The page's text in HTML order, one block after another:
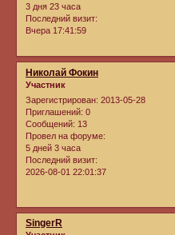
3 дня 23 часа
Последний визит:
Вчера 17:41:59
Николай Фокин
Участник
Зарегистрирован: 2013-05-28
Приглашений: 0
Сообщений: 13
Провел на форуме:
5 дней 3 часа
Последний визит:
2026-08-01 22:01:37
SingerR